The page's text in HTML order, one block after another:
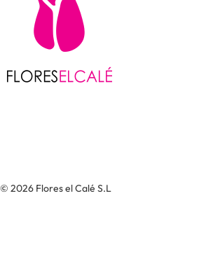
© 2026 Flores el Calé S.L